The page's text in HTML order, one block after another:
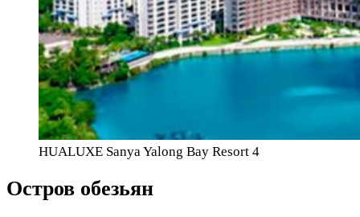
HUALUXE Sanya Yalong Bay Resort 4
Остров обезьян